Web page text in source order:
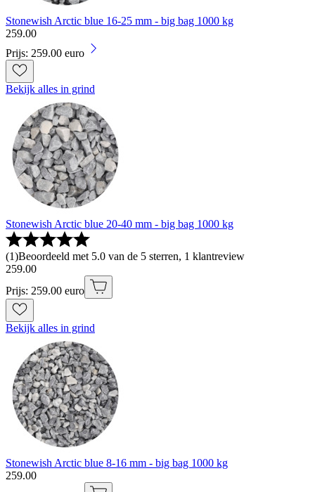
Stonewish Arctic blue 16-25 mm - big bag 1000 kg
259.00
Prijs: 259.00 euro
Bekijk alles in grind
Stonewish Arctic blue 20-40 mm - big bag 1000 kg
(1)Beoordeeld met 5.0 van de 5 sterren, 1 klantreview
259.00
Prijs: 259.00 euro
Bekijk alles in grind
Stonewish Arctic blue 8-16 mm - big bag 1000 kg
259.00